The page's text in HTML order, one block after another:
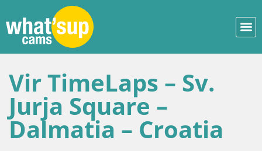
Vir TimeLaps – Sv.
Jurja Square –
Dalmatia – Croatia